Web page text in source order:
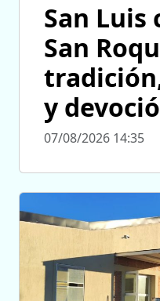
San Luis
San
y
07/08/2026 14:35